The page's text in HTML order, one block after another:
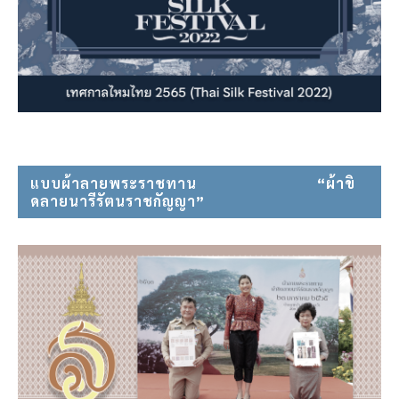
แบบผ้าลายพระราชทาน⠀⠀⠀⠀⠀⠀⠀⠀⠀⠀ “ผ้าขิ
ดลายนารีรัตนราชกัญญา”